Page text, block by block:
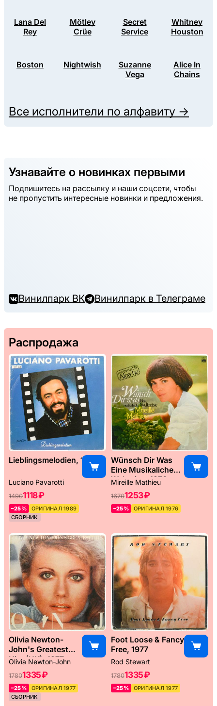
Lana Del
Rey
Mötley
Crüe
Secret
Service
Whitney
Houston
Boston Nightwish
Suzanne
Vega
Alice In
Chains
Все исполнители по алфавиту →
Узнавайте о новинках первыми
Подпишитесь на рассылку и наши соцсети, чтобы
не пропустить интересные новинки и предложения.
Винилпарк ВК Винилпарк в Телеграме
Распродажа
Lieblingsmelodien, 1989
Luciano Pavarotti
14901118 ₽
–25%
ОРИГИНАЛ 1989
СБОРНИК
Wünsch Dir Was
Eine Musikaliche
Weltreise, 1976
Mireille Mathieu
16701253 ₽
–25% ОРИГИНАЛ 1976
Olivia Newton-
John's Greatest
Hits (UK), 1977
Olivia Newton-John
17801335 ₽
–25%
ОРИГИНАЛ 1977
СБОРНИК
Foot Loose & Fancy
Free, 1977
Rod Stewart
17801335 ₽
–25% ОРИГИНАЛ 1977